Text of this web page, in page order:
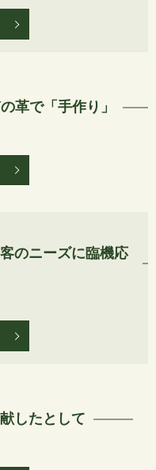
革で「手作り」
のニーズに臨機応
したとして